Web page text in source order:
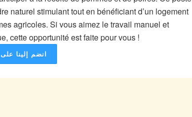
naturel stimulant tout en bénéficiant d’un logement
agricoles. Si vous aimez le travail manuel et
cette opportunité est faite pour vous !
انضم إلينا على